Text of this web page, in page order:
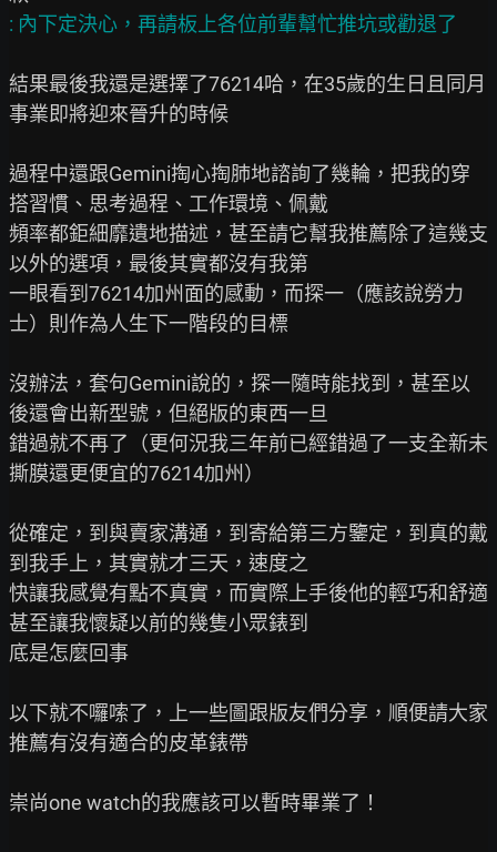
結果最後我還是選擇了76214哈，在35歲的生日且同月
事業即將迎來晉升的時候
過程中還跟Gemini掏心掏肺地諮詢了幾輪，把我的穿
搭習慣、思考過程、工作環境、佩戴
頻率都鉅細靡遺地描述，甚至請它幫我推薦除了這幾支
以外的選項，最後其實都沒有我第
一眼看到76214加州面的感動，而探一（應該說勞力
士）則作為人生下一階段的目標
沒辦法，套句Gemini說的，探一隨時能找到，甚至以
後還會出新型號，但絕版的東西一旦
錯過就不再了（更何況我三年前已經錯過了一支全新未
撕膜還更便宜的76214加州）
從確定，到與賣家溝通，到寄給第三方鑒定，到真的戴
到我手上，其實就才三天，速度之
快讓我感覺有點不真實，而實際上手後他的輕巧和舒適
甚至讓我懷疑以前的幾隻小眾錶到
底是怎麼回事
以下就不囉嗦了，上一些圖跟版友們分享，順便請大家
推薦有沒有適合的皮革錶帶
崇尚one watch的我應該可以暫時畢業了！